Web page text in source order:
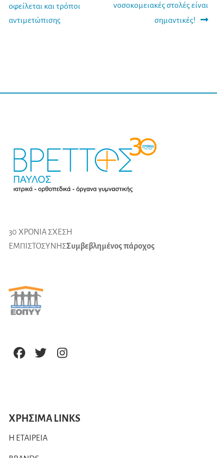
άρθρων
άρθρο:
οφείλεται και τρόποι
αντιμετώπισης
άρθρο:
νοσοκομειακές στολές είναι
σημαντικές!
30 ΧΡΟΝΙΑ ΣΧΕΣΗ
ΕΜΠΙΣΤΟΣΥΝΗΣΣυμβεβλημένος πάροχος
ΧΡΗΣΙΜΑ LINKS
Η ΕΤΑΙΡΕΙΑ